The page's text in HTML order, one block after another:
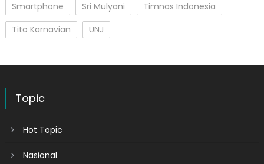
Smartphone
Sri Mulyani
Timnas Indonesia
Tito Karnavian
UNJ
Topic
Hot Topic
Nasional